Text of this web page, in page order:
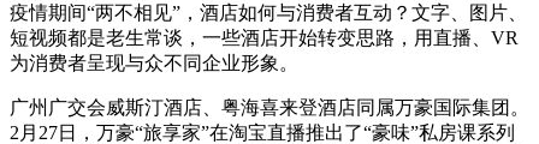
疫情期间“两不相见”，酒店如何与消费者互动？文字、图片、
短视频都是老生常谈，一些酒店开始转变思路，用直播、VR
为消费者呈现与众不同企业形象。
广州广交会威斯汀酒店、粤海喜来登酒店同属万豪国际集团。
2月27日，万豪“旅享家”在淘宝直播推出了“豪味”私房课系列